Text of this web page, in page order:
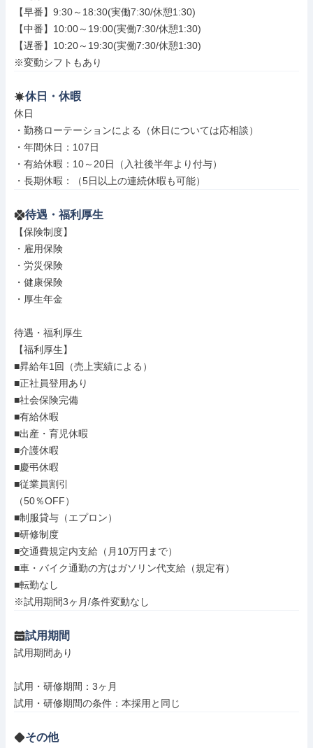
【早番】9:30～18:30(実働7:30/休憩1:30)
【中番】10:00～19:00(実働7:30/休憩1:30)
【遅番】10:20～19:30(実働7:30/休憩1:30)
※変動シフトもあり
休日・休暇
休日
・勤務ローテーションによる（休日については応相談）
・年間休日：107日
・有給休暇：10～20日（入社後半年より付与）
・長期休暇：（5日以上の連続休暇も可能）
待遇・福利厚生
【保険制度】
・雇用保険
・労災保険
・健康保険
・厚生年金
待遇・福利厚生
【福利厚生】
■昇給年1回（売上実績による）
■正社員登用あり
■社会保険完備
■有給休暇
■出産・育児休暇
■介護休暇
■慶弔休暇
■従業員割引
（50％OFF）
■制服貸与（エプロン）
■研修制度
■交通費規定内支給（月10万円まで）
■車・バイク通勤の方はガソリン代支給（規定有）
■転勤なし
※試用期間3ヶ月/条件変動なし
試用期間
試用期間あり
試用・研修期間：3ヶ月
その他